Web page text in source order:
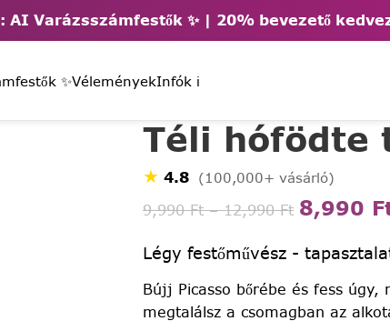
AI Varázsszámfestők ✨ | 20% bevezető
✨VéleményekInfók ℹ️
Téli hófödte
★ 4.8 (100,000+ vásárló)
9,990Ft – 12,990Ft 8,990
Légy festőművész -
Bújj Picasso bőrébe és fess
megtalálsz a csomagban az